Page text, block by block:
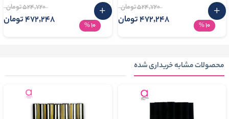
10
%
524٬720 تومان
472٬248 تومان 10
%
524٬720 تومان
472٬248 تومان
محصولات مشابه خریداری شده